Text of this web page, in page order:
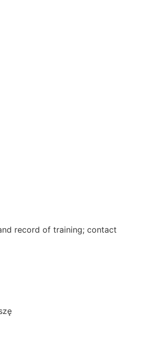
record of training; contact